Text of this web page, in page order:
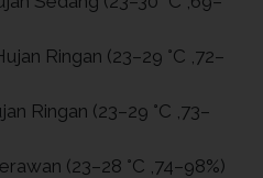
Ringan (23–29 °C ,72–
Ringan (23–29 °C ,73–
(23–28 °C ,74–98%)